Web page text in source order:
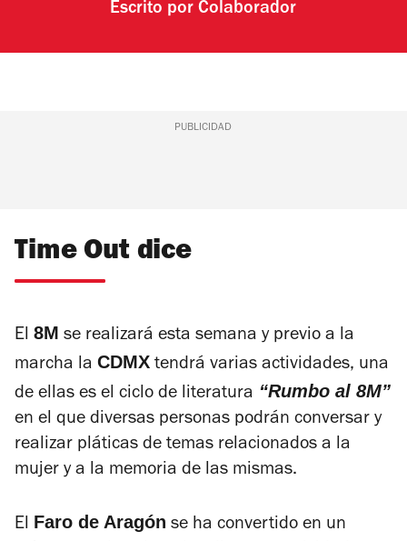
Escrito porColaborador
PUBLICIDAD
Time Out dice
El 8M se realizará esta semana y previo a la
marcha la CDMX tendrá varias actividades, una
de ellas es el ciclo de literatura “Rumbo al 8M”
en el que diversas personas podrán conversar y
realizar pláticas de temas relacionados a la
mujer y a la memoria de las mismas.
El Faro de Aragón se ha convertido en un